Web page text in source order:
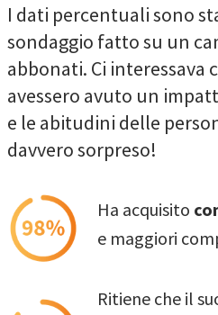
I dati percentuali sono
sondaggio fatto su un
abbonati. Ci interessava
avessero avuto un
e le abitudini delle
davvero sorpreso!
Ha acquisito
e maggiori
Ritiene che il